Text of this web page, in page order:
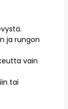
ja rungon
vain
tai